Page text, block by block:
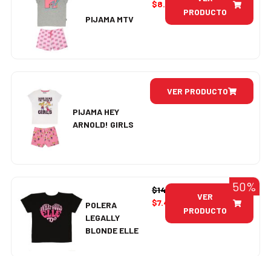
PIJAMA MTV
$8.995
PRODUCTO
PIJAMA HEY
ARNOLD! GIRLS
VER PRODUCTO
50%
POLERA
LEGALLY
BLONDE ELLE
$14.990
$7.495
VER
PRODUCTO